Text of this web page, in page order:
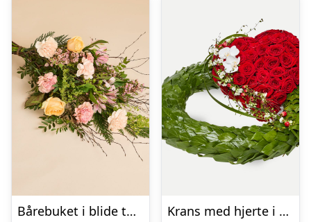
Bårebuket i blide toner
Krans med hjerte i klassisk stil – rød og hvid